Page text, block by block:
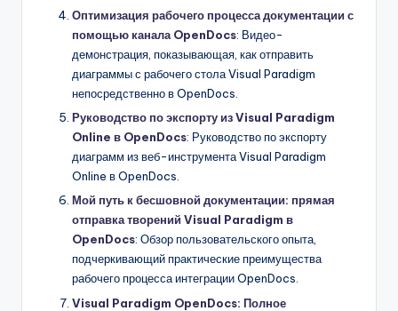
Оптимизация рабочего процесса документации с
помощью канала OpenDocs: Видео-
демонстрация, показывающая, как отправить
диаграммы с рабочего стола Visual Paradigm
непосредственно в OpenDocs.
Руководство по экспорту из Visual Paradigm
Online в OpenDocs: Руководство по экспорту
диаграмм из веб-инструмента Visual Paradigm
Online в OpenDocs.
Мой путь к бесшовной документации: прямая
отправка творений Visual Paradigm в
OpenDocs: Обзор пользовательского опыта,
подчеркивающий практические преимущества
рабочего процесса интеграции OpenDocs.
Visual Paradigm OpenDocs: Полное